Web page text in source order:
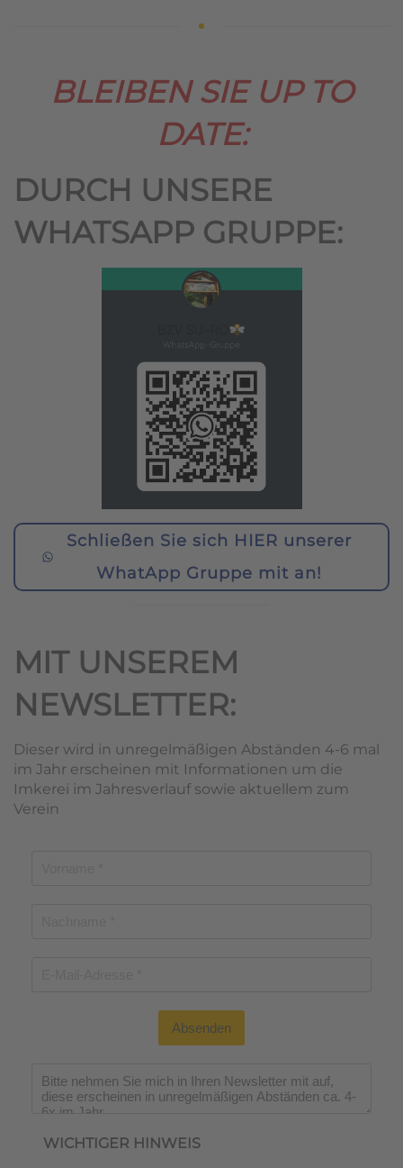
BLEIBEN SIE UP TO
DATE:
DURCH UNSERE
WHATSAPP GRUPPE:
Schließen Sie sich HIER unserer
WhatApp Gruppe mit an!
MIT UNSEREM
NEWSLETTER:
Dieser wird in unregelmäßigen Abständen 4-6 mal
im Jahr erscheinen mit Informationen um die
Imkerei im Jahresverlauf sowie aktuellem zum
Verein
Absenden
Wichtiger Hinweis*
WICHTIGER HINWEIS